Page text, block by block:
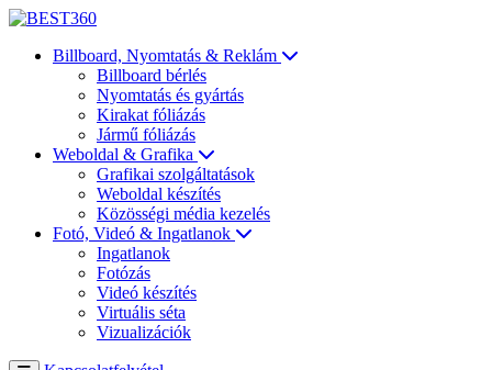
Billboard, Nyomtatás & Reklám
Billboard bérlés
Nyomtatás és gyártás
Kirakat fóliázás
Jármű fóliázás
Weboldal & Grafika
Grafikai szolgáltatások
Weboldal készítés
Közösségi média kezelés
Fotó, Videó & Ingatlanok
Ingatlanok
Fotózás
Videó készítés
Virtuális séta
Vizualizációk